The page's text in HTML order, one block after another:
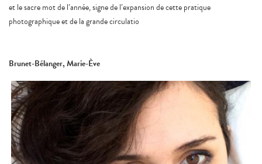
et le sacre mot de l’année, signe de l’expansion de cette pratique
photographique et de la grande circulatio
Brunet-Bélanger, Marie-Ève